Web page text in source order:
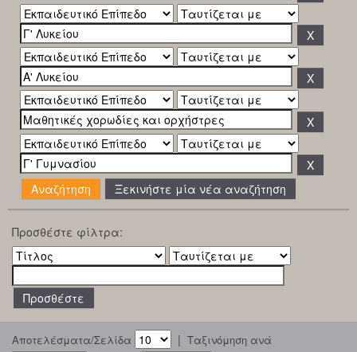
Ξεκινήστε μία νέα αναζήτηση
Προσθέστε φίλτρα:
Αποτελέσματα/Σελίδα | Ταξινόμηση ανά